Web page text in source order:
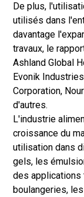
De plus,
utilisés dans
davantage
travaux, le
Ashland Global
Evonik
Corporation,
d'autres.
L'industrie
croissance du
utilisation dans
gels, les
des applications
boulangeries,